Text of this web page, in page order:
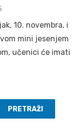
10. novembra, i
mini jesenjem
učenici će imati
PRETRAŽI